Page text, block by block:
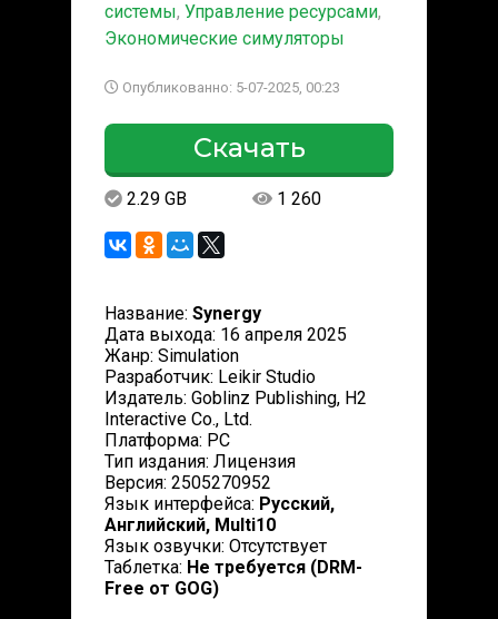
системы, Управление ресурсами,
Экономические симуляторы
Опубликованно: 5-07-2025, 00:23
Скачать
2.29 GB 1 260
Название: Synergy
Дата выхода: 16 апреля 2025
Жанр: Simulation
Разработчик: Leikir Studio
Издатель: Goblinz Publishing, H2
Interactive Co., Ltd.
Платформа: PC
Тип издания: Лицензия
Версия: 2505270952
Язык интерфейса: Русский,
Английский, Multi10
Язык озвучки: Отсутствует
Таблетка: Не требуется (DRM-
Free от GOG)